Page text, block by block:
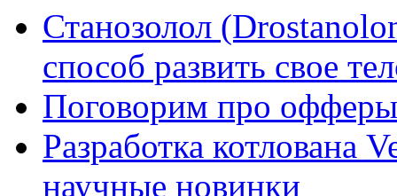
Станозолол
способ развить свое
Поговорим про
Разработка котлована
научные новинки